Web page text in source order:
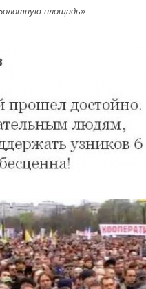
площадь».